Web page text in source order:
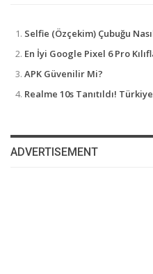
Selfie (Özçekim) Çubuğu
En İyi Google Pixel 6 Pro
APK Güvenilir Mi?
Realme 10s Tanıtıldı!
ADVERTISEMENT